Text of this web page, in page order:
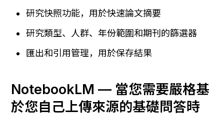
研究快照功能，用於快速論文摘要
研究類型、人群、年份範圍和期刊的篩選器
匯出和引用管理，用於保存結果
NotebookLM — 當您需要嚴格基
於您自己上傳來源的基礎問答時